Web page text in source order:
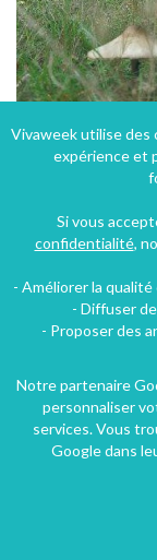
Gîte
2
51€/nuit
Vivaweek utilise des
expérience et
Si vous
confidentialité,
- Améliorer la
- Diffuser
- Proposer des
Notre partenaire
personnaliser
services. Vous
Google dans